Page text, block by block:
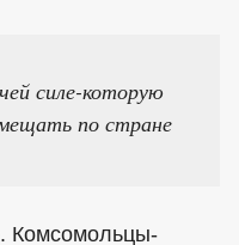
силе-которую
по стране
Комсомольцы-